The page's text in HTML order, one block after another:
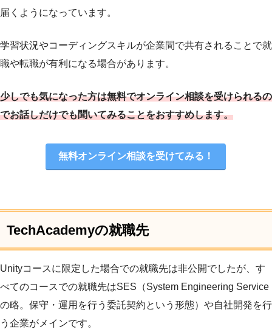
届くようになっています。
学習状況やコーディングスキルが企業間で共有されることで就
職や転職が有利になる場合があります。
少しでも気になった方は無料でオンライン相談を受けられるの
でお話しだけでも聞いてみることをおすすめします。
無料オンライン相談を受けてみる！
TechAcademyの就職先
Unityコースに限定した場合での就職先は非公開でしたが、す
べてのコースでの就職先はSES（System Engineering Service
の略。保守・運用を行う委託契約という形態）や自社開発を行
う企業がメインです。